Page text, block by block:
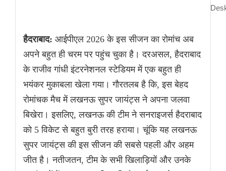
हैदराबाद: आईपीएल 2026 के इस सीजन का रोमांच अब
अपने बहुत ही चरम पर पहुंच चुका है। दरअसल, हैदराबाद
के राजीव गांधी इंटरनेशनल स्टेडियम में एक बहुत ही
भयंकर मुकाबला खेला गया। गौरतलब है कि, इस बेहद
रोमांचक मैच में लखनऊ सुपर जायंट्स ने अपना जलवा
बिखेरा। इसलिए, लखनऊ की टीम ने सनराइजर्स हैदराबाद
को 5 विकेट से बहुत बुरी तरह हराया। चूंकि यह लखनऊ
सुपर जायंट्स की इस सीजन की सबसे पहली और अहम
जीत है। नतीजतन, टीम के सभी खिलाड़ियों और उनके